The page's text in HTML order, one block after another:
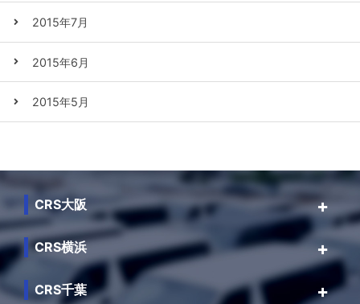
2015年7月
2015年6月
2015年5月
CRS大阪
CRS横浜
CRS千葉